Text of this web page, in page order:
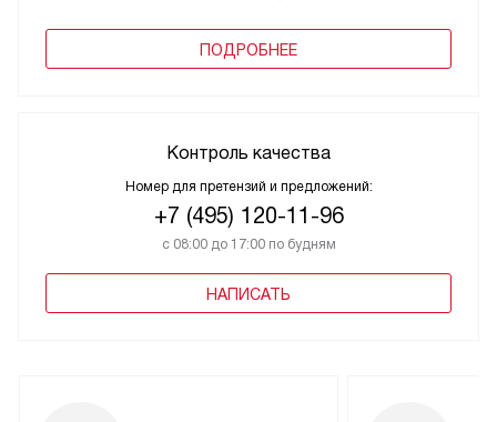
ПОДРОБНЕЕ
Контроль качества
Номер для претензий и предложений:
+7 (495) 120-11-96
с 08:00 до 17:00 по будням
НАПИСАТЬ